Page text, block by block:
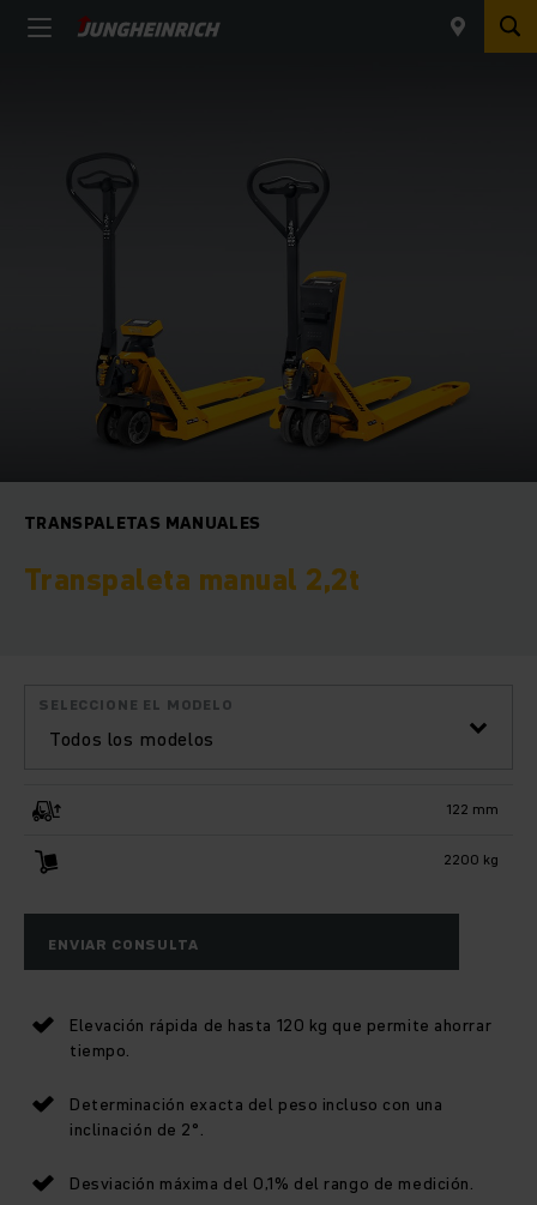
TRANSPALETAS MANUALES
Transpaleta manual 2,2t
Todos los modelos
SELECCIONE EL MODELO
122 mm
2200 kg
ENVIAR CONSULTA
Elevación rápida de hasta 120 kg que permite ahorrar
tiempo.
Determinación exacta del peso incluso con una
inclinación de 2°.
Desviación máxima del 0,1% del rango de medición.